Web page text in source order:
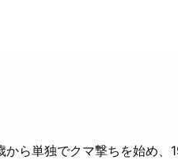
から単独でクマ撃ちを始